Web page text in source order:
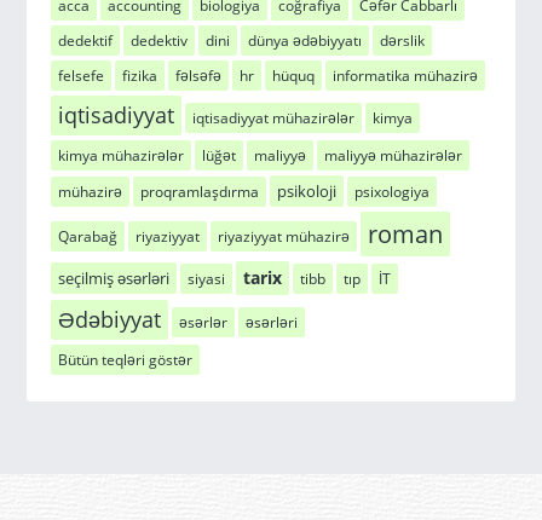
acca accounting biologiya coğrafiya
Cəfər Cabbarlı
dedektif
dedektiv dini dünya ədəbiyyatı
dərslik
felsefe
fizika fəlsəfə hr hüquq informatika mühazirə
iqtisadiyyat iqtisadiyyat mühazirələr
kimya
kimya mühazirələr
lüğət maliyyə
maliyyə mühazirələr
mühazirə
proqramlaşdırma psikoloji psixologiya
Qarabağ riyaziyyat riyaziyyat mühazirə roman
seçilmiş əsərləri siyasi tarix tibb tıp İT
Ədəbiyyat əsərlər
əsərləri
Bütün teqləri göstər